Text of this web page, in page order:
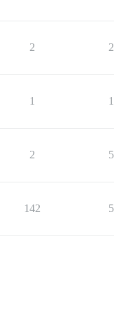
2
1
2
142